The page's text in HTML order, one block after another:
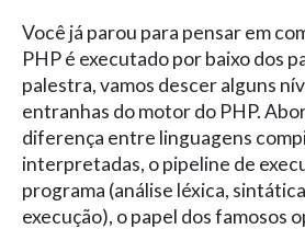
Você já parou para pensar em
PHP é executado por baixo dos
palestra, vamos descer alguns
entranhas do motor do PHP.
diferença entre linguagens
interpretadas, o pipeline de
programa (análise léxica,
execução), o papel dos famosos